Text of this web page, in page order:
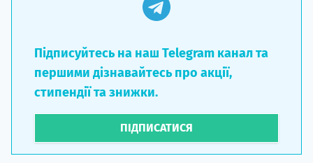
Підписуйтесь на наш Telegram канал та
першими дізнавайтесь про акції,
стипендії та знижки.
ПІДПИСАТИСЯ